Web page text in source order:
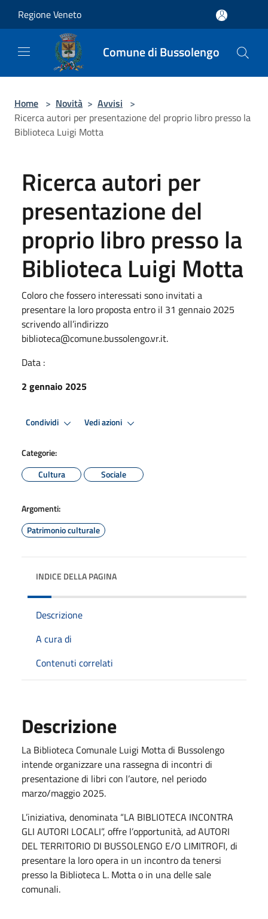
Regione Veneto
Comune di Bussolengo
Home > Novità > Avvisi >
Ricerca autori per presentazione del proprio libro presso la
Biblioteca Luigi Motta
Ricerca autori per
presentazione del
proprio libro presso la
Biblioteca Luigi Motta
Coloro che fossero interessati sono invitati a
presentare la loro proposta entro il 31 gennaio 2025
scrivendo all’indirizzo
biblioteca@comune.bussolengo.vr.it.
Data :
2 gennaio 2025
Condividi Vedi azioni
Categorie:
Cultura
Sociale
Argomenti:
Patrimonio culturale
INDICE DELLA PAGINA
Descrizione
A cura di
Contenuti correlati
Descrizione
La Biblioteca Comunale Luigi Motta di Bussolengo
intende organizzare una rassegna di incontri di
presentazione di libri con l’autore, nel periodo
marzo/maggio 2025.
L’iniziativa, denominata “LA BIBLIOTECA INCONTRA
GLI AUTORI LOCALI”, offre l’opportunità, ad AUTORI
DEL TERRITORIO DI BUSSOLENGO E/O LIMITROFI, di
presentare la loro opera in un incontro da tenersi
presso la Biblioteca L. Motta o in una delle sale
comunali.